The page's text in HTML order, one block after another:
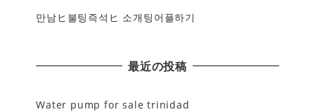
만남ヒ불팅즉석ヒ 소개팅어플하기
最近の投稿
Water pump for sale trinidad